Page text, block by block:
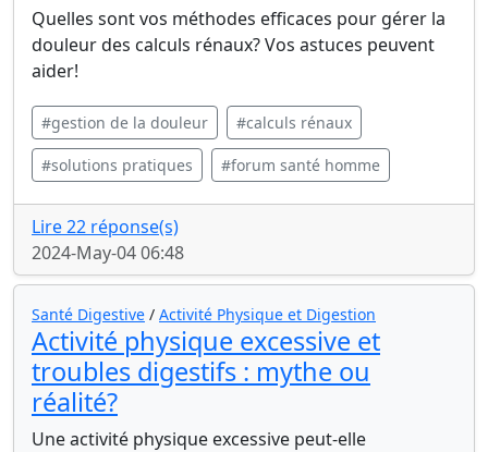
Quelles sont vos méthodes efficaces pour gérer la
douleur des calculs rénaux? Vos astuces peuvent
aider!
#gestion de la douleur #calculs rénaux
#solutions pratiques #forum santé homme
Lire 22 réponse(s)
2024-May-04 06:48
Santé Digestive / Activité Physique et Digestion
Activité physique excessive et
troubles digestifs : mythe ou
réalité?
Une activité physique excessive peut-elle